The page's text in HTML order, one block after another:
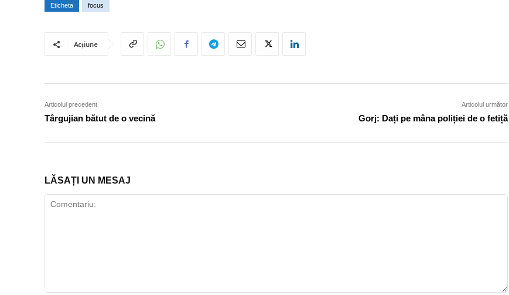
Eticheta focus
Acțiune
Articolul precedent
Târgujian bătut de o vecină
Articolul următor
Gorj: Dați pe mâna poliției de o fetiță
LĂSAȚI UN MESAJ